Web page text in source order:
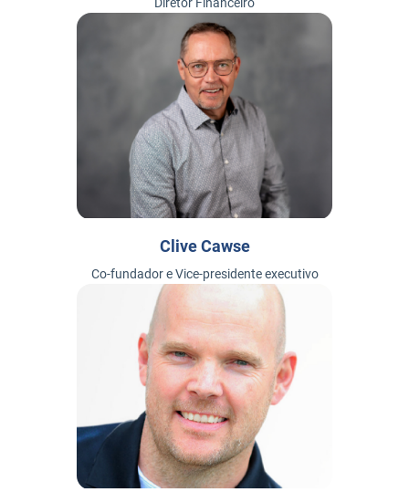
Diretor Financeiro
Clive Cawse
Co-fundador e Vice-presidente executivo